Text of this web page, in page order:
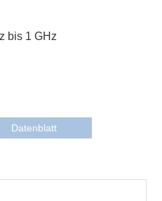
bis 1 GHz
Datenblatt